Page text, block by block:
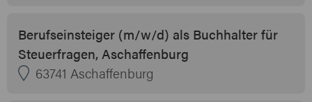
Berufseinsteiger (m/w/d) als Buchhalter für
Steuerfragen, Aschaffenburg
63741 Aschaffenburg